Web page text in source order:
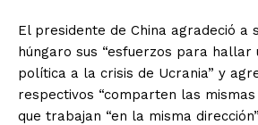
El presidente de China agradeció a
húngaro sus “esfuerzos para hallar
política a la crisis de Ucrania” y
respectivos “comparten las mismas
que trabajan “en la misma